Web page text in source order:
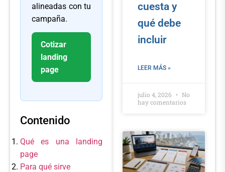
alineadas con tu
campaña.
Cotizar
landing
page
Contenido
Qué es una landing
page
Para qué sirve
cuesta y
qué debe
incluir
LEER MÁS »
julio 4, 2026
No
hay comentarios